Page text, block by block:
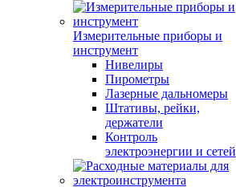
Измерительные приборы и
инструмент
Нивелиры
Пирометры
Лазерные дальномеры
Штативы, рейки,
держатели
Контроль
электроэнергии и сетей